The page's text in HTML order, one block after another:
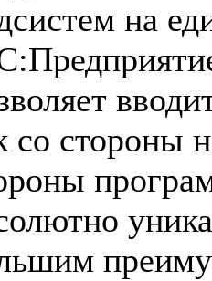
на
со стороны